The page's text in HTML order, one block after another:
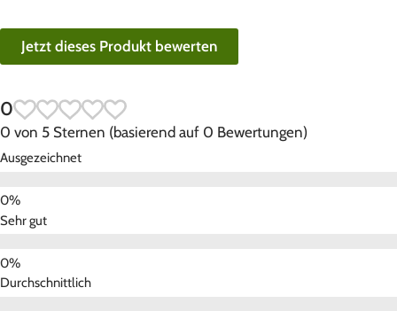
Jetzt dieses Produkt bewerten
0
0 von 5 Sternen (basierend auf 0 Bewertungen)
Ausgezeichnet
Sehr gut
Durchschnittlich